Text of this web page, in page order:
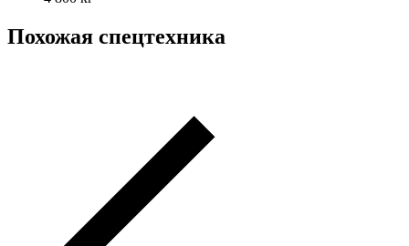
Похожая спецтехника